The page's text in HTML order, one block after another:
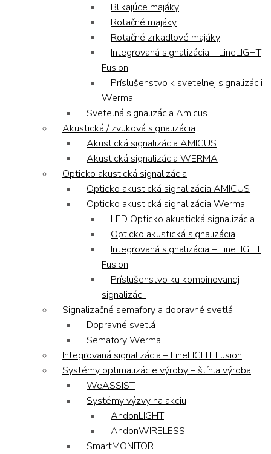
Blikajúce majáky
Rotačné majáky
Rotačné zrkadlové majáky
Integrovaná signalizácia – LineLIGHT
Fusion
Príslušenstvo k svetelnej signalizácii
Werma
Svetelná signalizácia Amicus
Akustická / zvuková signalizácia
Akustická signalizácia AMICUS
Akustická signalizácia WERMA
Opticko akustická signalizácia
Opticko akustická signalizácia AMICUS
Opticko akustická signalizácia Werma
LED Opticko akustická signalizácia
Opticko akustická signalizácia
Integrovaná signalizácia – LineLIGHT
Fusion
Príslušenstvo ku kombinovanej
signalizácii
Signalizačné semafory a dopravné svetlá
Dopravné svetlá
Semafory Werma
Integrovaná signalizácia – LineLIGHT Fusion
Systémy optimalizácie výroby – štíhla výroba
WeASSIST
Systémy výzvy na akciu
AndonLIGHT
AndonWIRELESS
SmartMONITOR